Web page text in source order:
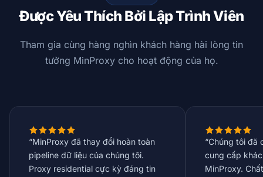
Được Yêu Thích Bởi Lập Trình Viên
Tham gia cùng hàng nghìn khách hàng hài lòng tin
tưởng MinProxy cho hoạt động của họ.
“MinProxy đã thay đổi hoàn toàn
pipeline dữ liệu của chúng tôi.
Proxy residential cực kỳ đáng tin
“Chúng tôi đã
cung cấp
MinProxy.